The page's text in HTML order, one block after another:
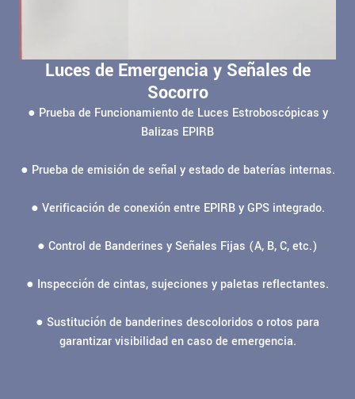
Luces de Emergencia y Señales de
Socorro
● Prueba de Funcionamiento de Luces Estroboscópicas y
Balizas EPIRB
● Prueba de emisión de señal y estado de baterías internas.
● Verificación de conexión entre EPIRB y GPS integrado.
● Control de Banderines y Señales Fijas (A, B, C, etc.)
● Inspección de cintas, sujeciones y paletas reflectantes.
● Sustitución de banderines descoloridos o rotos para
garantizar visibilidad en caso de emergencia.